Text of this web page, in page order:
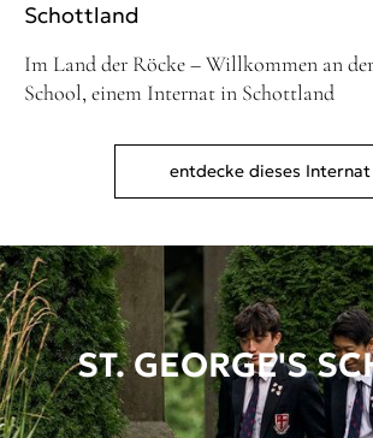
Schottland
Im Land der Röcke – Willkommen an
School, einem Internat in Schottland
entdecke dieses Internat
ST. GEORGE'S